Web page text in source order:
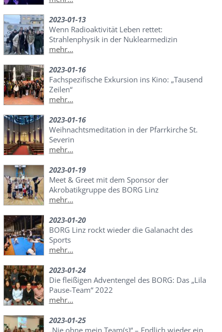
2023-01-13
Wenn Radioaktivität Leben rettet:
Strahlenphysik in der Nuklearmedizin
mehr...
2023-01-16
Fachspezifische Exkursion ins Kino: „Tausend
Zeilen“
mehr...
2023-01-16
Weihnachtsmeditation in der Pfarrkirche St.
Severin
mehr...
2023-01-19
Meet & Greet mit dem Sponsor der
Akrobatikgruppe des BORG Linz
mehr...
2023-01-20
BORG Linz rockt wieder die Galanacht des
Sports
mehr...
2023-01-24
Die fleißigen Adventengel des BORG: Das „Lila
Pause-Team“ 2022
mehr...
2023-01-25
„Nie ohne mein Team(s)“ – Endlich wieder ein